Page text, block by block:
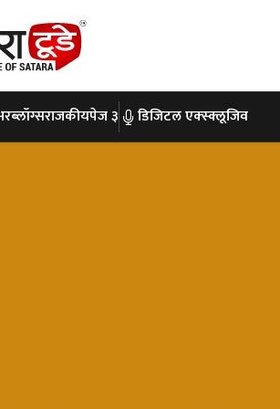
ब्लॉग्सराजकीयपेज ३ डिजिटल एक्स्क्लूजिव